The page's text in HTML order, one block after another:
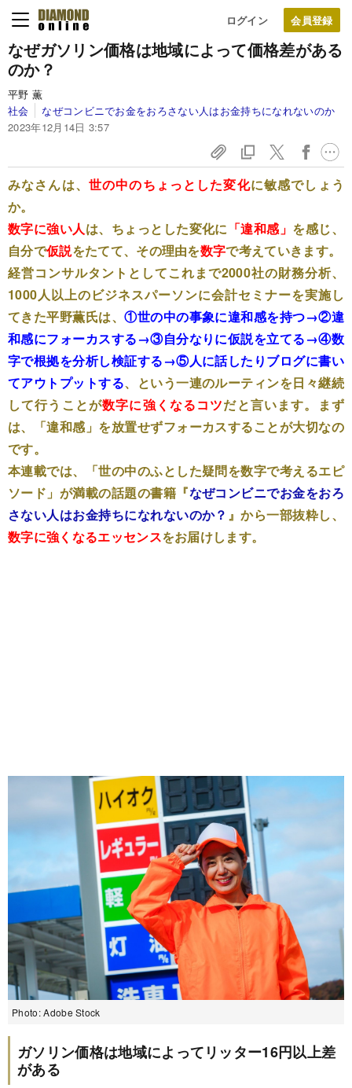
ログイン
なぜガソリン価格は地域によって価格差がある
のか？
平野 薫
社会
なぜコンビニでお金をおろさない人はお金持ちになれないのか
2023年12月14日 3:57
みなさんは、 世の中のちょっとした変化に敏感でしょう
か。
数字に強い人は、ちょっとした変化に 「違和感」 を感じ、
自分で仮説をたてて、その理由を数字で考えていきます。
経営コンサルタントとしてこれまで2000社の財務分析、
1000人以上のビジネスパーソンに会計セミナーを実施し
てきた平野薫氏は、①世の中の事象に違和感を持つ→②違
和感にフォーカスする→③自分なりに仮説を立てる→④数
字で根拠を分析し検証する→⑤人に話したりブログに書い
てアウトプットする、という一連のルーティンを日々継続
して行うことが数字に強くなるコツだと言います。まず
は、「違和感」を放置せずフォーカスすることが大切なの
です。
本連載では、「世の中のふとした疑問を数字で考えるエピ
ソード」が満載の話題の書籍『なぜコンビニでお金をおろ
さない人はお金持ちになれないのか？ 』から一部抜粋し、
数字に強くなるエッセンスをお届けします。
Photo: Adobe Stock
ガソリン価格は地域によってリッター16円以上差
がある